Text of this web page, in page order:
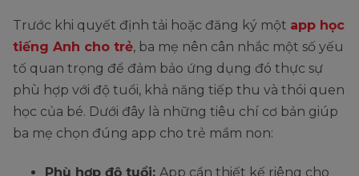
Trước khi quyết định tải hoặc đăng ký một app học
tiếng Anh cho trẻ, ba mẹ nên cân nhắc một số yếu
tố quan trọng để đảm bảo ứng dụng đó thực sự
phù hợp với độ tuổi, khả năng tiếp thu và thói quen
học của bé. Dưới đây là những tiêu chí cơ bản giúp
ba mẹ chọn đúng app cho trẻ mầm non:
Phù hợp độ tuổi: App cần thiết kế riêng cho